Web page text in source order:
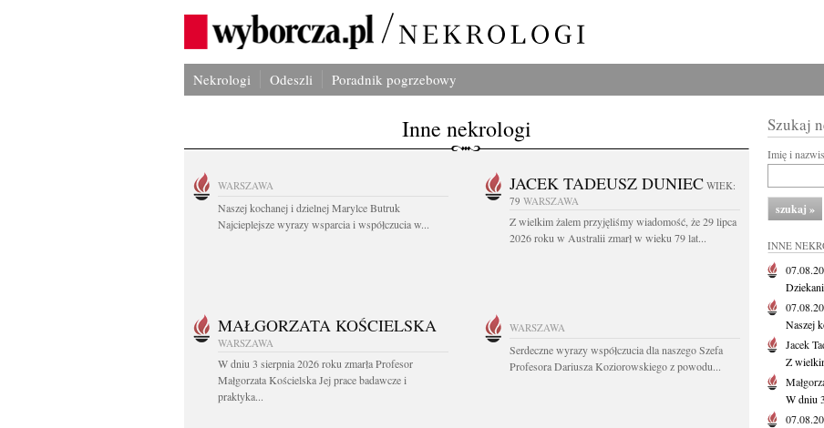
Nekrologi Odeszli Poradnik pogrzebowy
Inne nekrologi
WARSZAWA
Naszej kochanej i dzielnej Marylce Butruk
Najcieplejsze wyrazy wsparcia i współczucia w...
JACEK TADEUSZ DUNIEC WIEK:
79 WARSZAWA
Z wielkim żalem przyjęliśmy wiadomość, że 29 lipca
2026 roku w Australii zmarł w wieku 79 lat...
MAŁGORZATA KOŚCIELSKA
WARSZAWA
W dniu 3 sierpnia 2026 roku zmarła Profesor
Małgorzata Kościelska Jej prace badawcze i
praktyka...
WARSZAWA
Serdeczne wyrazy współczucia dla naszego Szefa
Profesora Dariusza Koziorowskiego z powodu...
Szukaj
Imię i
INNE
Naszej
Jacek
Z
W dniu